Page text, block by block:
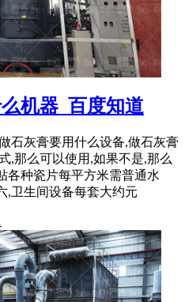
机器_百度知道
石灰膏要用什么设备,做石灰膏
,那么可以使用,如果不是,那么
各种瓷片每平方米需普通水
,卫生间设备每套大约元